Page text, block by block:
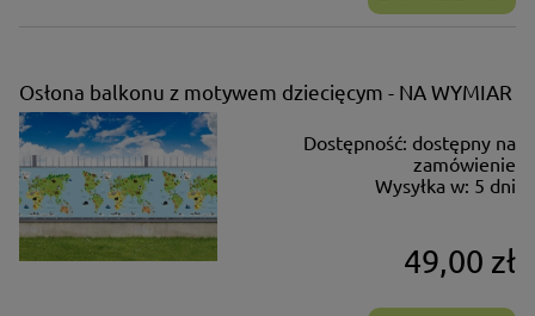
Osłona balkonu z motywem dziecięcym - NA WYMIAR
Dostępność: dostępny na
zamówienie
Wysyłka w: 5 dni
49,00 zł